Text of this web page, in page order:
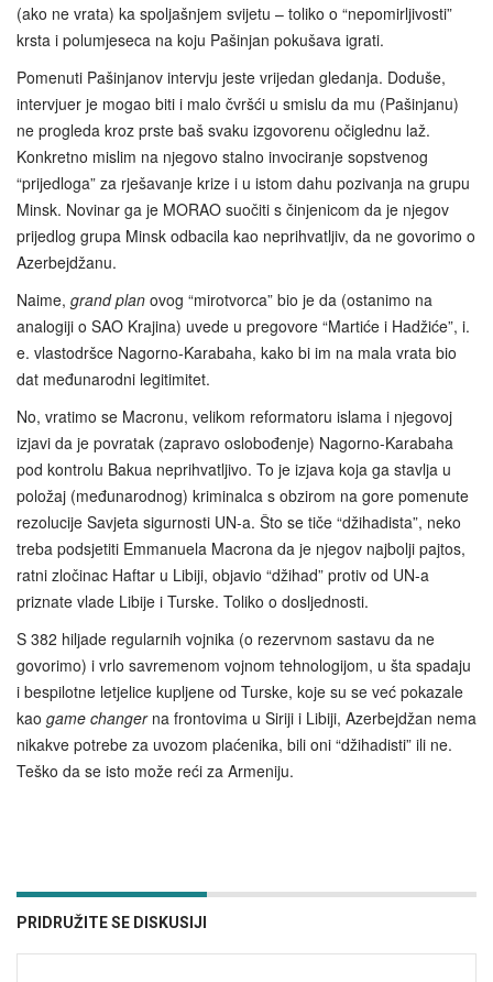
(ako ne vrata) ka spoljašnjem svijetu – toliko o “nepomirljivosti”
krsta i polumjeseca na koju Pašinjan pokušava igrati.
Pomenuti Pašinjanov intervju jeste vrijedan gledanja. Doduše,
intervjuer je mogao biti i malo čvršći u smislu da mu (Pašinjanu)
ne progleda kroz prste baš svaku izgovorenu očiglednu laž.
Konkretno mislim na njegovo stalno invociranje sopstvenog
“prijedloga” za rješavanje krize i u istom dahu pozivanja na grupu
Minsk. Novinar ga je MORAO suočiti s činjenicom da je njegov
prijedlog grupa Minsk odbacila kao neprihvatljiv, da ne govorimo o
Azerbejdžanu.
Naime, grand plan ovog “mirotvorca” bio je da (ostanimo na
analogiji o SAO Krajina) uvede u pregovore “Martiće i Hadžiće”, i.
e. vlastodršce Nagorno-Karabaha, kako bi im na mala vrata bio
dat međunarodni legitimitet.
No, vratimo se Macronu, velikom reformatoru islama i njegovoj
izjavi da je povratak (zapravo oslobođenje) Nagorno-Karabaha
pod kontrolu Bakua neprihvatljivo. To je izjava koja ga stavlja u
položaj (međunarodnog) kriminalca s obzirom na gore pomenute
rezolucije Savjeta sigurnosti UN-a. Što se tiče “džihadista”, neko
treba podsjetiti Emmanuela Macrona da je njegov najbolji pajtos,
ratni zločinac Haftar u Libiji, objavio “džihad” protiv od UN-a
priznate vlade Libije i Turske. Toliko o dosljednosti.
S 382 hiljade regularnih vojnika (o rezervnom sastavu da ne
govorimo) i vrlo savremenom vojnom tehnologijom, u šta spadaju
i bespilotne letjelice kupljene od Turske, koje su se već pokazale
kao game changerna frontovima u Siriji i Libiji, Azerbejdžan nema
nikakve potrebe za uvozom plaćenika, bili oni “džihadisti” ili ne.
Teško da se isto može reći za Armeniju.
PRIDRUŽITE SE DISKUSIJI